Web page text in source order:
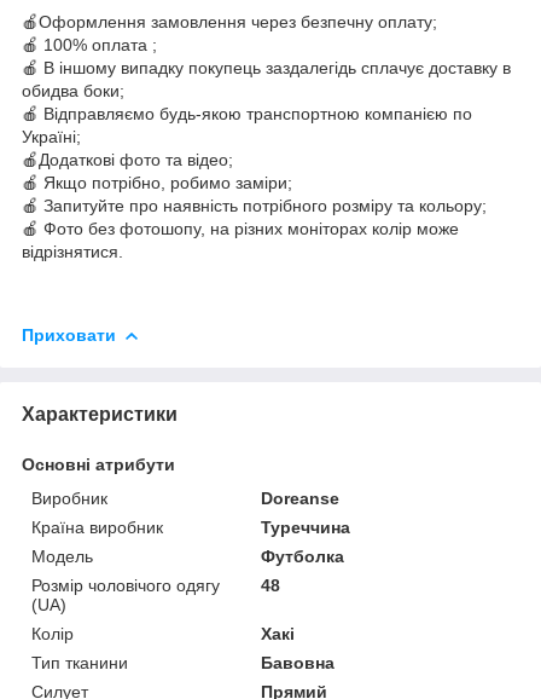
🍎Оформлення замовлення через безпечну оплату;
🍎 100% оплата ;
🍎 В іншому випадку покупець заздалегідь сплачує доставку в
обидва боки;
🍎 Відправляємо будь-якою транспортною компанією по
Україні;
🍎Додаткові фото та відео;
🍎 Якщо потрібно, робимо заміри;
🍎 Запитуйте про наявність потрібного розміру та кольору;
🍎 Фото без фотошопу, на різних моніторах колір може
відрізнятися.
Приховати
Характеристики
Основні атрибути
Виробник
Doreanse
Країна виробник
Туреччина
Модель
Футболка
Розмір чоловічого одягу
(UA)
48
Колір
Хакі
Тип тканини
Бавовна
Силует
Прямий